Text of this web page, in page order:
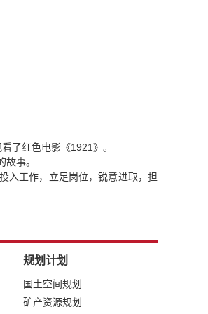
了红色电影 《1921》 。
事。
入工作，立足岗位，锐意进取，担
规划计划
国土空间规划
矿产资源规划